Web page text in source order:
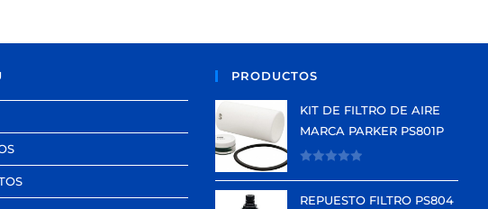
PRODUCTOS
KIT DE FILTRO DE AIRE
MARCA PARKER PS801P
REPUESTO FILTRO PS804